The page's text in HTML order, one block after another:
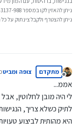
ניתן להאזין לקו במספר 02-3137-988
ניתן להצטרף ולקבל צינתוק על
מנותק
מתקדם צופה ומביט
אממ...
לי היה מובן לחלוטין,
לתיק כשלא צריך,
היא מהותית לביצוע